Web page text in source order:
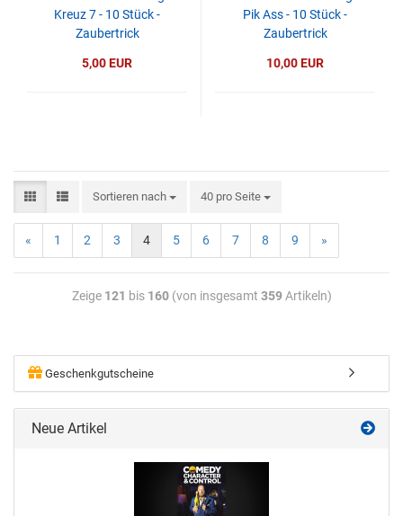
Kreuz 7 - 10 Stück -
Zaubertrick
5,00 EUR
Pik Ass - 10 Stück -
Zaubertrick
10,00 EUR
Sortieren nach 40 pro Seite
« 1 2 3 4 5 6 7 8 9 »
Zeige 121 bis 160(von insgesamt 359Artikeln)
Geschenkgutscheine
Neue Artikel